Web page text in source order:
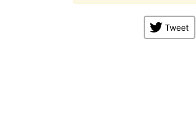
Tweet